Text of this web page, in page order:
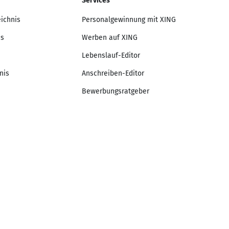
Personalgewinnung mit XING
Werben auf XING
Lebenslauf-Editor
Anschreiben-Editor
Bewerbungsratgeber